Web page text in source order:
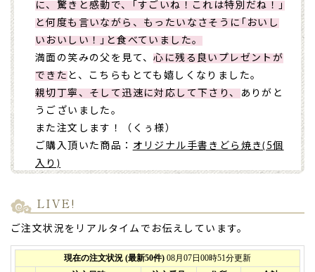
に、驚きと感動で、｢すごいね！これは特別だね！｣
と何度も言いながら、もったいなさそうに｢おいし
いおいしい！｣と食べていました。
満面の笑みの父を見て、心に残る良いプレゼントが
できた と、こちらもとても嬉しくなりました。
親切丁寧、そして迅速に対応して下さり、
ありがと
うございました。
また注文します！（くぅ様）
ご購入頂いた商品： オリジナル手書きどら焼き(5個
入り)
お世話になった方への喜寿のお祝い、半透明の袋か
らも似顔絵のイラストが見えて、「髪もっとあるん
ですけどね！」と笑いが起きてました。
皆さんとても喜んでくれたので良かったです。
LIVE!
ご注文状況をリアルタイムでお伝えしています。